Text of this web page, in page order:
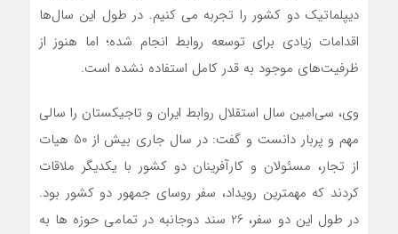
دیپلماتیک دو کشور را تجربه می کنیم. در طول این سال‌ها
اقدامات زیادی برای توسعه روابط انجام شده؛ اما هنوز از
ظرفیت‌های موجود به قدر کامل استفاده نشده است.
وی، سی‌امین سال استقلال روابط ایران و تاجیکستان را سالی
مهم و پربار دانست و گفت: در سال جاری بیش از 50 هیات
از تجار، مسئولان و کارآفرینان دو کشور با یکدیگر ملاقات
کردند که مهمترین رویداد، سفر روسای جمهور دو کشور بود.
در طول این دو سفر، 26 سند دوجانبه در تمامی حوزه ها به